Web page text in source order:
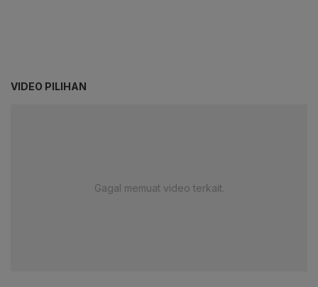
VIDEO PILIHAN
Gagal memuat video terkait.